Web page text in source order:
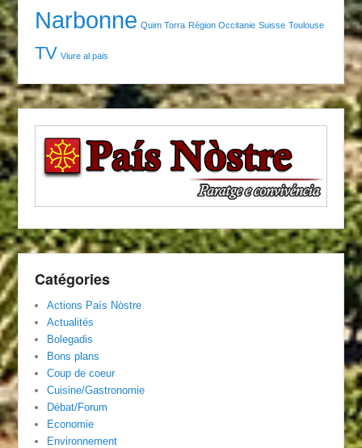
Narbonne Quim Torra Région Occitanie Suisse Toulouse
TV Viure al pais
Catégories
Actions País Nòstre
Actualités
Bolegadis
Bons plans
Coup de coeur
Cuisine/Gastronomie
Débat/Forum
Economie
Environnement